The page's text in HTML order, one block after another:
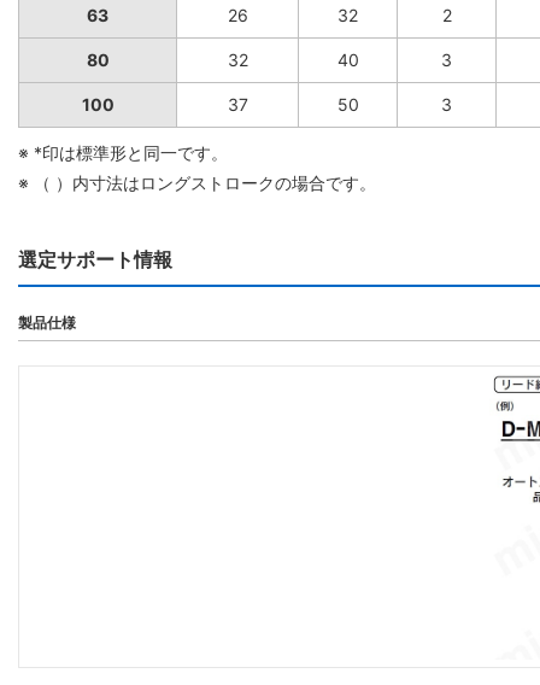
63 26 32 2
80 32 40 3
100 37 50 3
※ *印は標準形と同一です。
※ （ ）内寸法はロングストロークの場合です。
選定サポート情報
製品仕様